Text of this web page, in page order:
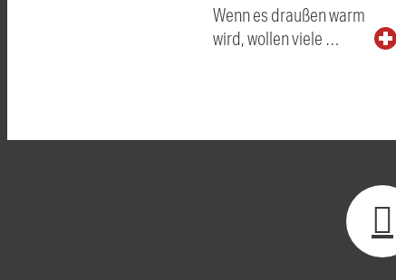
Wenn es draußen warm
wird, wollen viele …